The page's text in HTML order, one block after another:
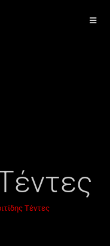
Τέντες